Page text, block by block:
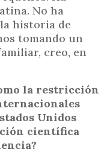
No ha
historia de
tomando un
creo, en
la restricción
Unidos
científica